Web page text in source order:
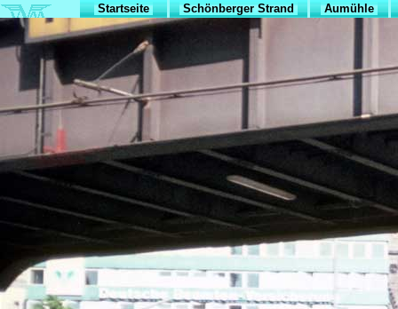
Startseite Schönberger Strand Aumühle